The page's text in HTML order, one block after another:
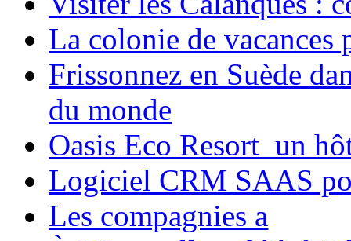
La colonie de vacances
Frissonnez en Suède
du monde
Oasis Eco Resort un
Logiciel CRM SAAS
Les compagnies a